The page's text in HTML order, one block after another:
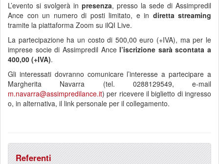
L’evento si svolgerà in presenza, presso la sede di Assimpredil
Ance con un numero di posti limitato, e in diretta streaming
tramite la piattaforma Zoom su ilQI Live.
La partecipazione ha un costo di 500,00 euro (+IVA), ma per le
imprese socie di Assimpredil Ancel’iscrizione sarà scontata a
400,00 (+IVA).
Gli interessati dovranno comunicare l’interesse a partecipare a
Margherita Navarra (tel. 0288129549, e-mail
m.navarra@assimpredilance.it) per ricevere il biglietto di ingresso
o, in alternativa, il link personale per il collegamento.
Referenti